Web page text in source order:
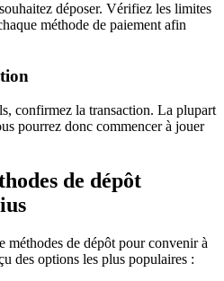
déposer. Vérifiez les limites
méthode de paiement afin
confirmez la transaction. La plupart
pourrez donc commencer à jouer
de dépôt
méthodes de dépôt pour convenir à
des options les plus populaires :